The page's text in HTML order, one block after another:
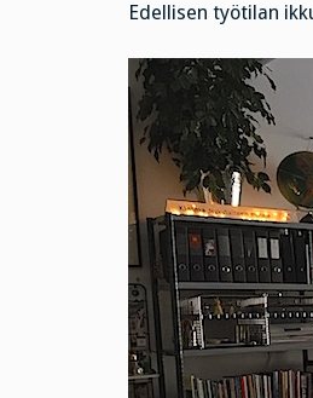
Edellisen työtilan